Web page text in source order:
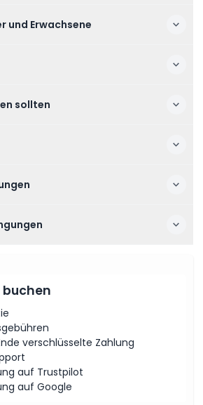
und Erwachsene
sollten
verschlüsselte Zahlung
auf Trustpilot
auf Google